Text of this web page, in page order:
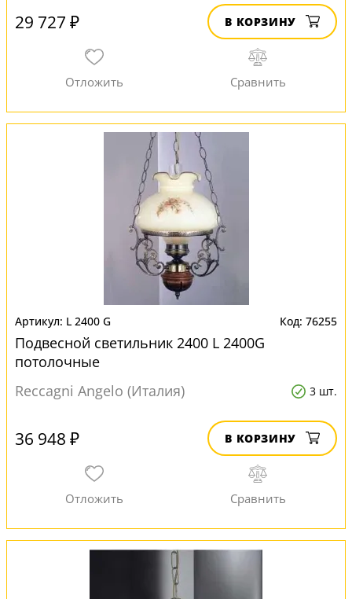
29 727 ₽ В КОРЗИНУ
L 2400 G 76255
Подвесной светильник 2400 L 2400G
потолочные
Reccagni Angelo (Италия)
3 шт.
36 948 ₽ В КОРЗИНУ